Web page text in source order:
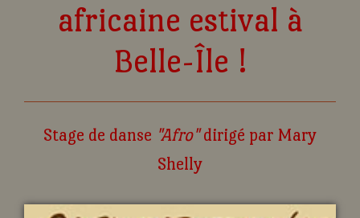
africaine estival à
Belle-Île !
Stage de danse "Afro"dirigé par Mary
Shelly